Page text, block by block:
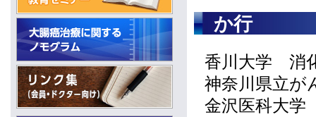
か行
香川大学 消
神奈川県立
金沢医科大